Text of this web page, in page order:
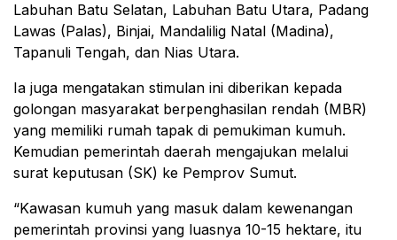
Labuhan Batu Selatan, Labuhan Batu Utara, Padang
Lawas (Palas), Binjai, Mandalilig Natal (Madina),
Tapanuli Tengah, dan Nias Utara.
Ia juga mengatakan stimulan ini diberikan kepada
golongan masyarakat berpenghasilan rendah (MBR)
yang memiliki rumah tapak di pemukiman kumuh.
Kemudian pemerintah daerah mengajukan melalui
surat keputusan (SK) ke Pemprov Sumut.
“Kawasan kumuh yang masuk dalam kewenangan
pemerintah provinsi yang luasnya 10-15 hektare, itu